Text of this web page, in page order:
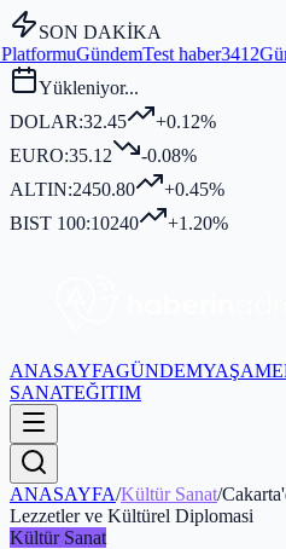
SON DAKİKA
Test haber3412GündemPara
Yükleniyor...
DOLAR:32.45
+0.12%
EURO:35.12
-0.08%
ALTIN:2450.80
+0.45%
BIST 100:10240 +1.20%
ANASAYFAGÜNDEMYAŞAM
SANATEĞITIM
ANASAYFA/Kültür Sanat/
Lezzetler ve Kültürel Diplomasi
Kültür Sanat